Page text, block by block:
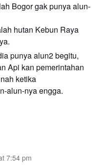
Bogor gak punya alun-
hutan Kebun Raya
punya alun2 begitu,
Api kan pemerintahan
ketika
alun-nya engga.
7:54 pm